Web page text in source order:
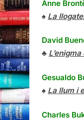
Anne
♠ La
David
♣
Gesualdo
♠ La llum i
Charles